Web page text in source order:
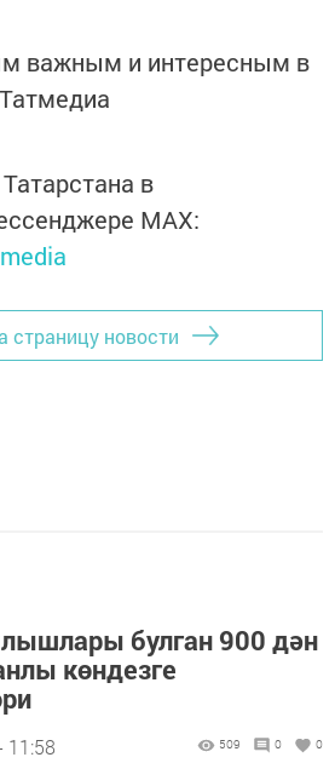
важным и интересным в
Татмедиа
в
MАХ:
страницу новости
булган 900 дән
көндезге
11:58 509 0 0